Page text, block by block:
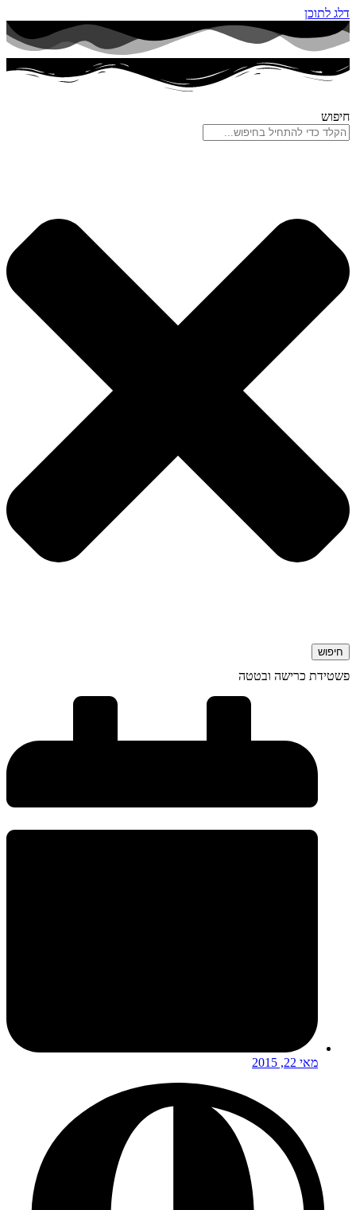
דלג לתוכן
חיפוש
חיפוש
פשטידת כרישה ובטטה
מאי 22, 2015